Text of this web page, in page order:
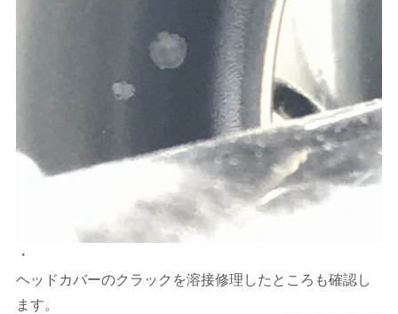
・
ヘッドカバーのクラックを溶接修理したところも確認し
ます。